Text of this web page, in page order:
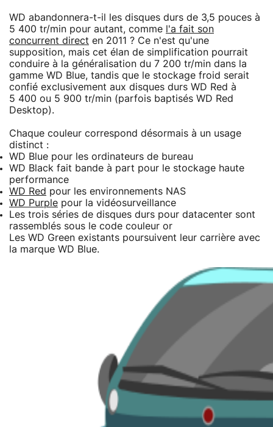
WD abandonnera-t-il les disques durs de 3,5 pouces à
5 400 tr/min pour autant, comme
l'a fait son
concurrent direct en 2011 ? Ce n'est qu'une
supposition, mais cet élan de simplification pourrait
conduire à la généralisation du 7 200 tr/min dans la
gamme WD Blue, tandis que le stockage froid serait
confié exclusivement aux disques durs WD Red à
5 400 ou 5 900 tr/min (parfois baptisés WD Red
Desktop).
Chaque couleur correspond désormais à un usage
distinct :
WD Blue pour les ordinateurs de bureau
WD Black fait bande à part pour le stockage haute
performance
WD Red pour les environnements NAS
WD Purple pour la vidéosurveillance
Les trois séries de disques durs pour datacenter sont
rassemblés sous le code couleur or
Les WD Green existants poursuivent leur carrière avec
la marque WD Blue.